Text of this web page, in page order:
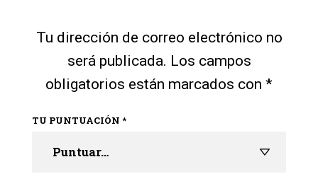
Tu dirección de correo electrónico no
será publicada. Los campos
obligatorios están marcados con *
TU PUNTUACIÓN *